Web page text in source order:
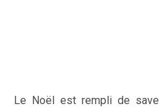
Le Noël est rempli de